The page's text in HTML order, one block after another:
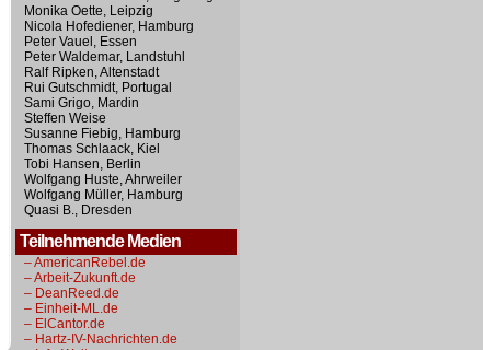
Monika Oette, Leipzig
Nicola Hofediener, Hamburg
Peter Vauel, Essen
Peter Waldemar, Landstuhl
Ralf Ripken, Altenstadt
Rui Gutschmidt, Portugal
Sami Grigo, Mardin
Steffen Weise
Susanne Fiebig, Hamburg
Thomas Schlaack, Kiel
Tobi Hansen, Berlin
Wolfgang Huste, Ahrweiler
Wolfgang Müller, Hamburg
Quasi B., Dresden
Teilnehmende Medien
– AmericanRebel.de
– Arbeit-Zukunft.de
– DeanReed.de
– Einheit-ML.de
– ElCantor.de
– Hartz-IV-Nachrichten.de